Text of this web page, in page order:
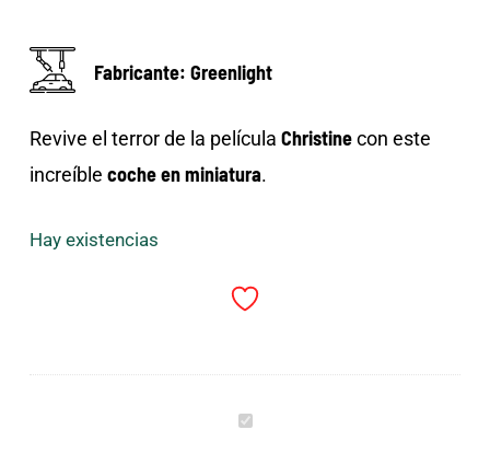
Fabricante: Greenlight
Revive el terror de la película Christinecon este
increíble coche en miniatura.
Hay existencias
Christine